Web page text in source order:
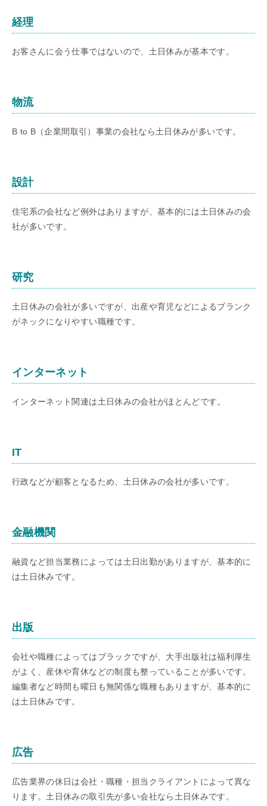
経理
お客さんに会う仕事ではないので、土日休みが基本です。
物流
B to B（企業間取引）事業の会社なら土日休みが多いです。
設計
住宅系の会社など例外はありますが、基本的には土日休みの会
社が多いです。
研究
土日休みの会社が多いですが、出産や育児などによるブランク
がネックになりやすい職種です。
インターネット
インターネット関連は土日休みの会社がほとんどです。
IT
行政などが顧客となるため、土日休みの会社が多いです。
金融機関
融資など担当業務によっては土日出勤がありますが、基本的に
は土日休みです。
出版
会社や職種によってはブラックですが、大手出版社は福利厚生
がよく、産休や育休などの制度も整っていることが多いです。
編集者など時間も曜日も無関係な職種もありますが、基本的に
は土日休みです。
広告
広告業界の休日は会社・職種・担当クライアントによって異な
ります。土日休みの取引先が多い会社なら土日休みです。